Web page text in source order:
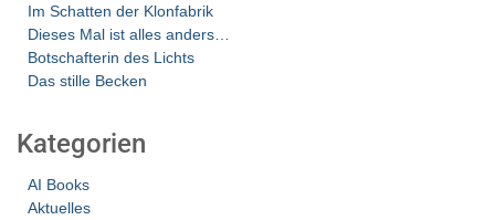
Im Schatten der Klonfabrik
Dieses Mal ist alles anders…
Botschafterin des Lichts
Das stille Becken
Kategorien
AI Books
Aktuelles